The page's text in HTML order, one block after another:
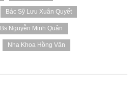
Bác Sỹ Lưu Xuân Quyết
Bs Nguyễn Minh Quân
Nha Khoa Hồng Vân